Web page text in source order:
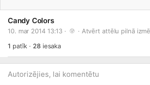
Candy Colors
10. mar 2014 13:13 · · Atvērt attēlu pilnā
1 patīk · 28iesaka
Autorizējies, lai komentētu